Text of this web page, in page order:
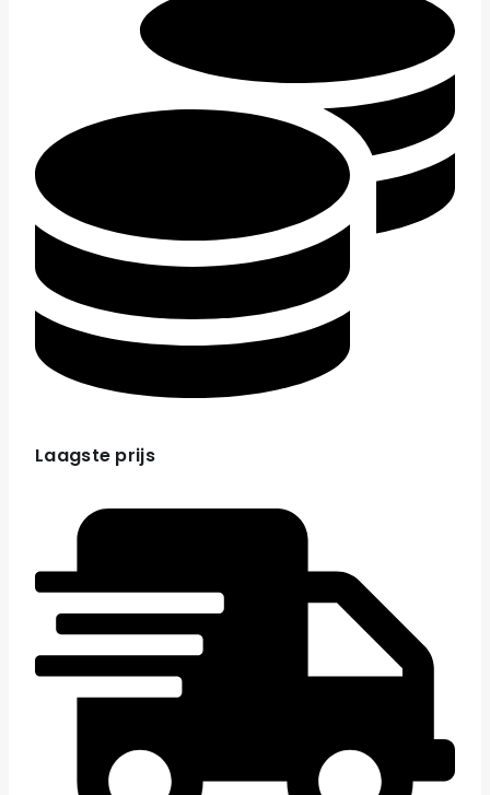
Laagste prijs